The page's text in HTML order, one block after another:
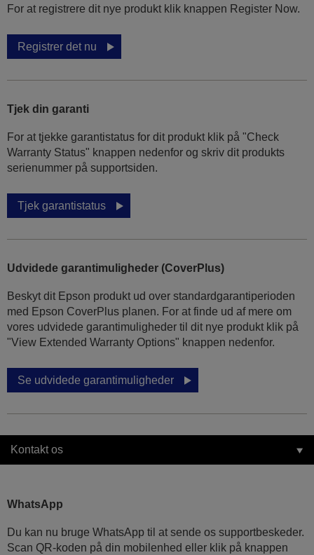
For at registrere dit nye produkt klik knappen Register Now.
Registrer det nu
Tjek din garanti
For at tjekke garantistatus for dit produkt klik på "Check
Warranty Status" knappen nedenfor og skriv dit produkts
serienummer på supportsiden.
Tjek garantistatus
Udvidede garantimuligheder (CoverPlus)
Beskyt dit Epson produkt ud over standardgarantiperioden
med Epson CoverPlus planen. For at finde ud af mere om
vores udvidede garantimuligheder til dit nye produkt klik på
"View Extended Warranty Options" knappen nedenfor.
Se udvidede garantimuligheder
Kontakt os
WhatsApp
Du kan nu bruge WhatsApp til at sende os supportbeskeder.
Scan QR-koden på din mobilenhed eller klik på knappen